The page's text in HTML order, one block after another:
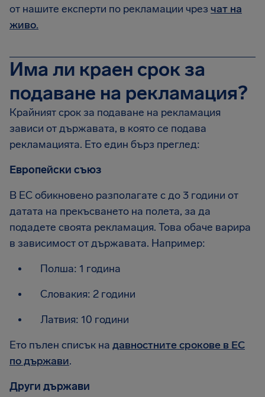
от нашите експерти по рекламации чрез чат на
живо.
Има ли краен срок за
подаване на рекламация?
Крайният срок за подаване на рекламация
зависи от държавата, в която се подава
рекламацията. Ето един бърз преглед:
Европейски съюз
В ЕС обикновено разполагате с до 3 години от
датата на прекъсването на полета, за да
подадете своята рекламация. Това обаче варира
в зависимост от държавата. Например:
Полша: 1 година
Словакия: 2 години
Латвия: 10 години
Ето пълен списък на давностните срокове в ЕС
по държави.
Други държави